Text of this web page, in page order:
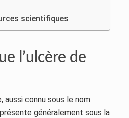
scientifiques
l’ulcère de
, aussi connu sous le nom
généralement sous la